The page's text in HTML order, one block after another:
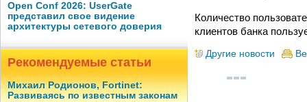
Open Conf 2026: UserGate
представил свое видение
архитектуры сетевого доверия
Рекомендуемые статьи
Михаил Родионов, Fortinet:
Развиваясь по известным законам
Количество
клиентов банка
Другие новости